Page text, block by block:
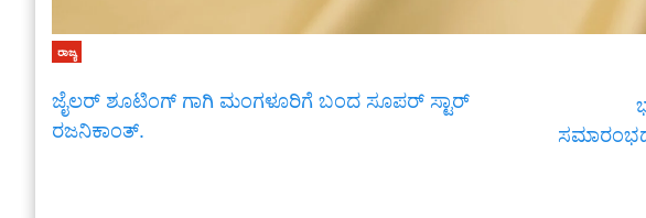
ರಾಜ್ಯ
ಜೈಲರ್ ಶೂಟಿಂಗ್ ಗಾಗಿ ಮಂಗಳೂರಿಗೆ ಬಂದ ಸೂಪರ್ ಸ್ಟಾರ್
ರಜನಿಕಾಂತ್.